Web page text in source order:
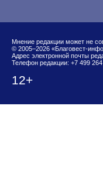
Мнение редакции может не
© 2005–2026 «Благовест-
Адрес электронной почты
Телефон редакции: +7 499
12+